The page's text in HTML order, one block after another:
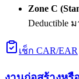
Zone C
Deductible
เช็ก CAR/EAR